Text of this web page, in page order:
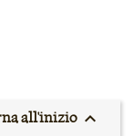
all'inizio 